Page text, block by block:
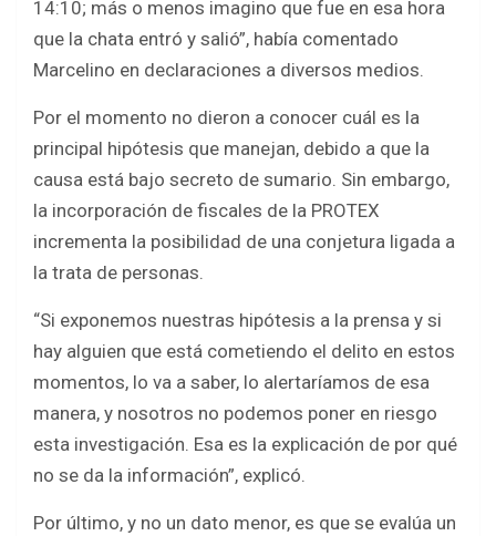
14:10; más o menos imagino que fue en esa hora
que la chata entró y salió”, había comentado
Marcelino en declaraciones a diversos medios.
Por el momento no dieron a conocer cuál es la
principal hipótesis que manejan, debido a que la
causa está bajo secreto de sumario. Sin embargo,
la incorporación de fiscales de la PROTEX
incrementa la posibilidad de una conjetura ligada a
la trata de personas.
“Si exponemos nuestras hipótesis a la prensa y si
hay alguien que está cometiendo el delito en estos
momentos, lo va a saber, lo alertaríamos de esa
manera, y nosotros no podemos poner en riesgo
esta investigación. Esa es la explicación de por qué
no se da la información”, explicó.
Por último, y no un dato menor, es que se evalúa un